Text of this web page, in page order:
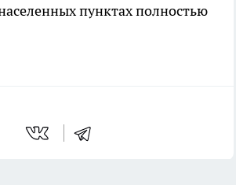
пунктах полностью